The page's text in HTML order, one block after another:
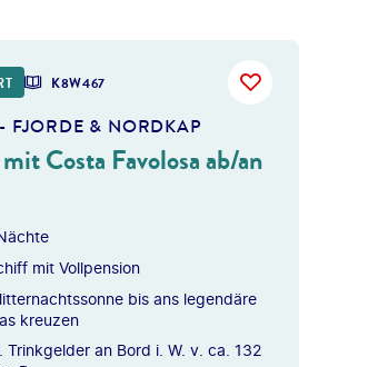
K8W467
FJORDE & NORDKAP
Costa Favolosa ab/an
mit Vollpension
bis ans legendäre
kreuzen
Trinkgelder an Bord i. W. v. ca. 132